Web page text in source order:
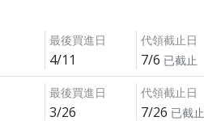
最後買進日
4/11
代領截止日
7/6 已截止
最後買進日
3/26
代領截止日
7/26 已截止